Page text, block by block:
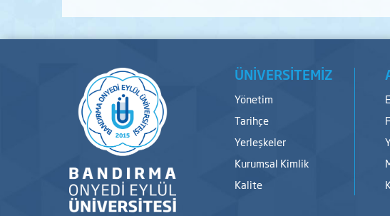
ÜNİVERSİTEMİZ
Yönetim
Tarihçe
Yerleşkeler
Kurumsal Kimlik
Kalite